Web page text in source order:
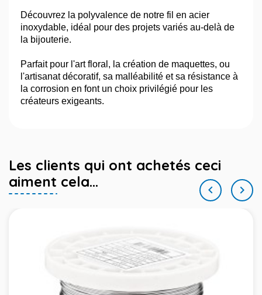
Découvrez la polyvalence de notre fil en acier
inoxydable, idéal pour des projets variés au-delà de
la bijouterie.
Parfait pour l'art floral, la création de maquettes, ou
l'artisanat décoratif, sa malléabilité et sa résistance à
la corrosion en font un choix privilégié pour les
créateurs exigeants.
Les clients qui ont achetés ceci
aiment cela...
 